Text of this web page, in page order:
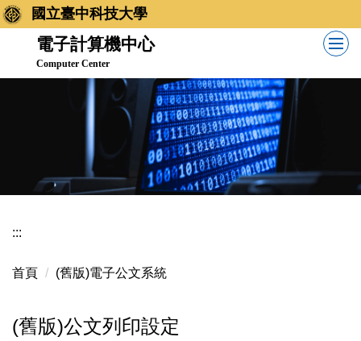
跳
到
國立臺中科技大學
電子計算機中心
Computer Center
:::
首頁 (舊版)電子公文系統
(舊版)公文列印設定